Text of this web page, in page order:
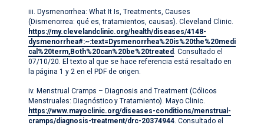
iii. Dysmenorrhea: What It Is, Treatments, Causes
(Dismenorrea: qué es, tratamientos, causas). Cleveland Clinic.
https://my.clevelandclinic.org/health/diseases/4148-
dysmenorrhea#:~:text=Dysmenorrhea%20is%20the%20medi
cal%20term,Both%20can%20be%20treated . Consultado el
07/10/20. El texto al que se hace referencia está resaltado en
la página 1 y 2 en el PDF de origen.
iv. Menstrual Cramps – Diagnosis and Treatment (Cólicos
Menstruales: Diagnóstico y Tratamiento). Mayo Clinic.
https://www.mayoclinic.org/diseases-conditions/menstrual-
cramps/diagnosis-treatment/drc-20374944. Consultado el